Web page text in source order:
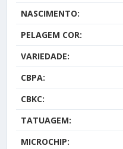
NASCIMENTO:
PELAGEM COR:
VARIEDADE:
CBPA:
CBKC:
TATUAGEM:
MICROCHIP: